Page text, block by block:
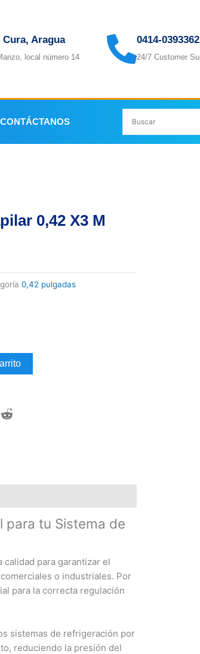
Aragua
local número 14
0414-0393362
24/7 Customer
CONTÁCTANOS
0,42 X3 M
0,42 pulgadas
para tu Sistema de
para garantizar el
o industriales. Por
para la correcta regulación
sistemas de refrigeración por
reduciendo la presión del